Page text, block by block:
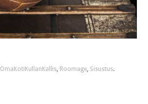
OmaKotiKullanKallis, Roomage, Sisustus.